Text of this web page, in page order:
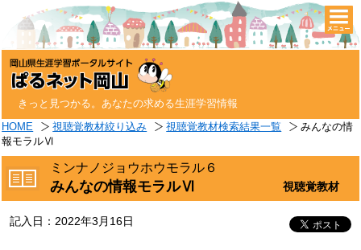
きっと見つかる。あなたの求める生涯学習情報
HOME 視聴覚教材絞り込み 視聴覚教材検索結果一覧
みんなの情
報モラルⅥ
ミンナノジョウホウモラル６
みんなの情報モラルⅥ 視聴覚教材
記入日：2022年3月16日